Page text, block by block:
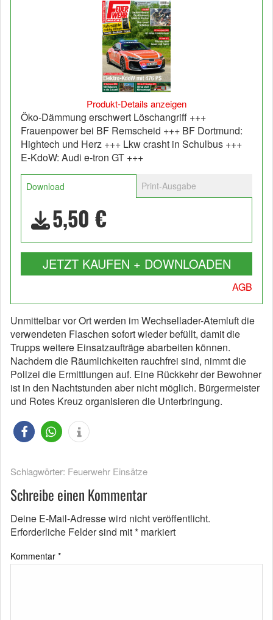
Produkt-Details anzeigen
Öko-Dämmung erschwert Löschangriff +++
Frauenpower bei BF Remscheid +++ BF Dortmund:
Hightech und Herz +++ Lkw crasht in Schulbus +++
E-KdoW: Audi e-tron GT +++
Download Print-Ausgabe
5,50 €
JETZT KAUFEN + DOWNLOADEN
AGB
Unmittelbar vor Ort werden im Wechsellader-Atemluft die
verwendeten Flaschen sofort wieder befüllt, damit die
Trupps weitere Einsatzaufträge abarbeiten können.
Nachdem die Räumlichkeiten rauchfrei sind, nimmt die
Polizei die Ermittlungen auf. Eine Rückkehr der Bewohner
ist in den Nachtstunden aber nicht möglich. Bürgermeister
und Rotes Kreuz organisieren die Unterbringung.
Schlagwörter: Feuerwehr Einsätze
Schreibe einen Kommentar
Deine E-Mail-Adresse wird nicht veröffentlicht.
Erforderliche Felder sind mit* markiert
Kommentar *